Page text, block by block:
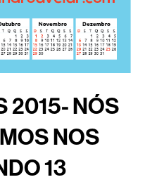
2015- NÓS
NOS
13